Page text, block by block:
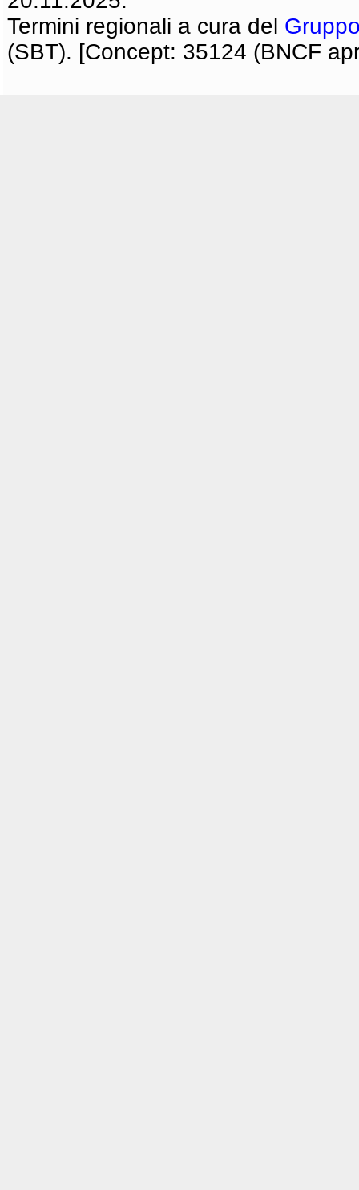
Termini regionali a cura del
(SBT). [Concept: 35124 (BNCF